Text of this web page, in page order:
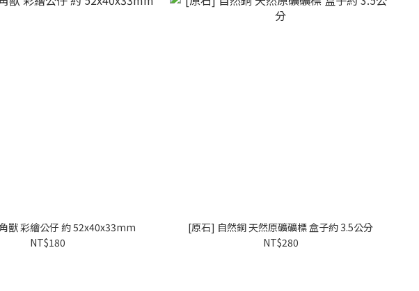
獸 彩繪公仔 約 52x40x33mm
NT$180
[原石] 自然銅 天然原礦礦標 盒子約 3.5公分
NT$280